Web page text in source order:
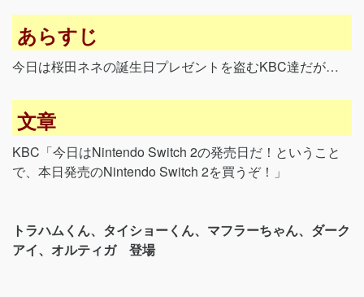
あらすじ
今日は桜田ネネの誕生日プレゼントを盗むKBC達だが…
文章
KBC「今日はNintendo Switch 2の発売日だ！ということ
で、本日発売のNintendo Switch 2を買うぞ！」
トラハムくん、タイショーくん、マフラーちゃん、ダーク
アイ、オルティガ 登場